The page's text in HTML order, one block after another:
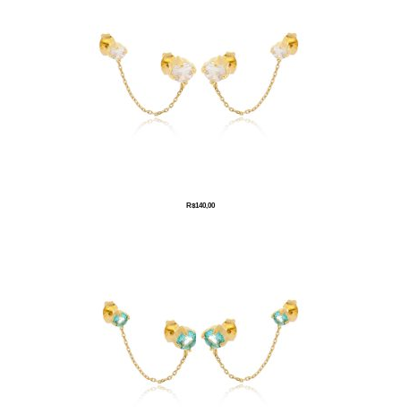
R$140,00